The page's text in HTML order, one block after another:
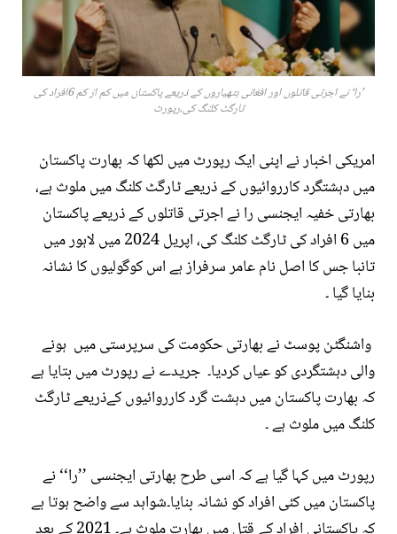
’را‘ نے اجرتی قاتلوں اور افغانی ہتھیاروں کے ذریعے پاکستان میں کم از کم 6افراد کی
ٹارگٹ کلنگ کی،رپورٹ
امریکی اخبار نے اپنی ایک رپورٹ میں لکھا کہ بھارت پاکستان
میں دہشتگرد کارروائیوں کے ذریعے ٹارگٹ کلنگ میں ملوث ہے،
بھارتی خفیہ ایجنسی را نے اجرتی قاتلوں کے ذریعے پاکستان
میں 6 افراد کی ٹارگٹ کلنگ کی، اپریل 2024 میں لاہور میں
تانبا جس کا اصل نام عامر سرفراز ہے اس کوگولیوں کا نشانہ
بنایا گیا ۔
واشنگٹن پوسٹ نے بھارتی حکومت کی سرپرستی میں ہونے
والی دہشتگردی کو عیاں کردیا۔ جریدے نے رپورٹ میں بتایا ہے
کہ بھارت پاکستان میں دہشت گرد کارروائیوں کےذریعے ٹارگٹ
کلنگ میں ملوث ہے ۔
رپورٹ میں کہا گیا ہے کہ اسی طرح بھارتی ایجنسی ’’را‘‘ نے
پاکستان میں کئی افراد کو نشانہ بنایا۔شواہد سے واضح ہوتا ہے